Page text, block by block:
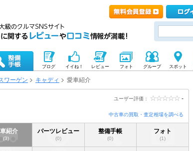
ブログ イイね！ レビュー フォト グループ スポット
ワーゲン キャディ 愛車紹介
ユーザー評価： -
中古車の買取・査定相場を調べる
紹介
(3)
パーツレビュー
(0)
整備手帳
(0)
フォト
(1)